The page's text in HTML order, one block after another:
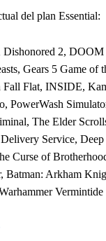
del plan Essential:
2,
Gears 5 Game of
Fall Flat, INSIDE,
The Elder
Service,
Curse of
Arkham
Vermintide